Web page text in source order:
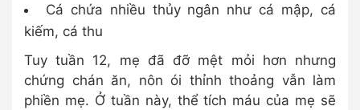
Cá chứa nhiều thủy ngân như cá mập, cá
kiếm, cá thu
Tuy tuần 12, mẹ đã đỡ mệt mỏi hơn nhưng
chứng chán ăn, nôn ói thỉnh thoảng vẫn làm
phiền mẹ. Ở tuần này, thể tích máu của mẹ sẽ